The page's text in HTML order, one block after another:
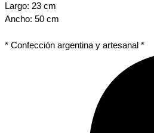
Largo: 23 cm
Ancho: 50 cm
* Confección argentina y artesanal *